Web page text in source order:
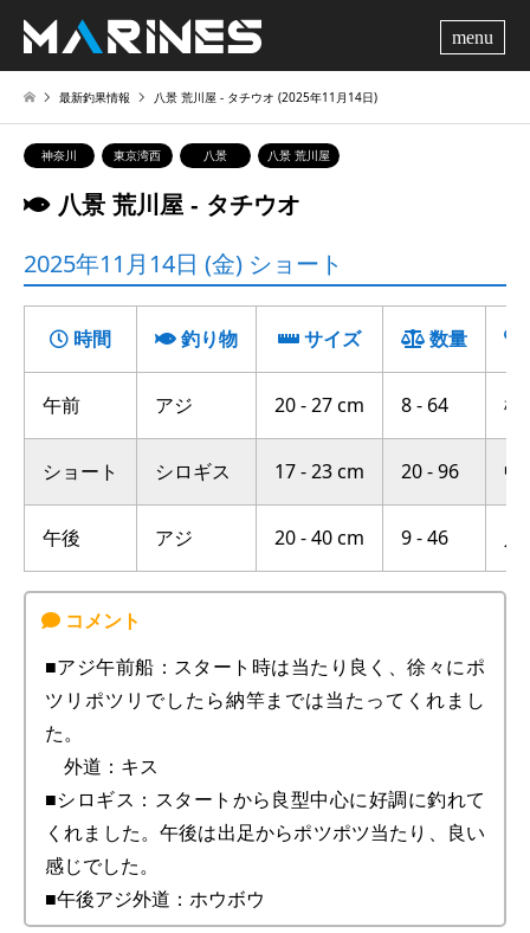
最新釣果情報 八景 荒川屋 ‐ タチウオ (2025年11月14日)
神奈川 東京湾西 八景 八景 荒川屋
八景 荒川屋 ‐ タチウオ
2025年11月14日 (金) ショート
時間 釣り物 サイズ 数量
午前 アジ 20 - 27 cm 8 - 64 横
ショート シロギス 17 - 23 cm 20 - 96 中
午後 アジ 20 - 40 cm 9 - 46
■アジ午前船：スタート時は当たり良く、徐々にポ
ツリポツリでしたら納竿までは当たってくれまし
た。
外道：キス
■シロギス：スタートから良型中心に好調に釣れて
くれました。午後は出足からポツポツ当たり、良い
感じでした。
■午後アジ外道：ホウボウ